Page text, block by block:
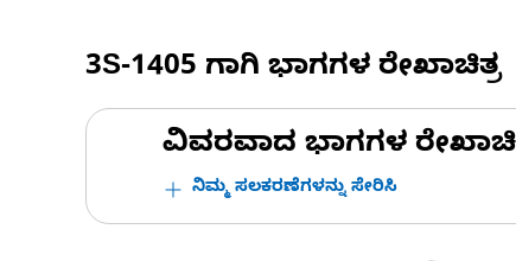
3S-1405 ಗಾಗಿ ಭಾಗಗಳ ರೇಖಾಚಿತ್ರ
ವಿವರವಾದ ಭಾಗಗಳ
ನಿಮ್ಮ ಸಲಕರಣೆಗಳನ್ನು ಸೇರಿಸಿ